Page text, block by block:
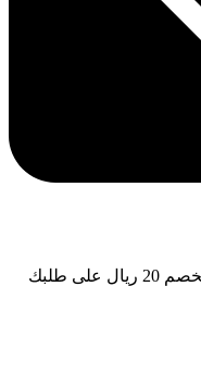
خصم 20 ريال على طلبك